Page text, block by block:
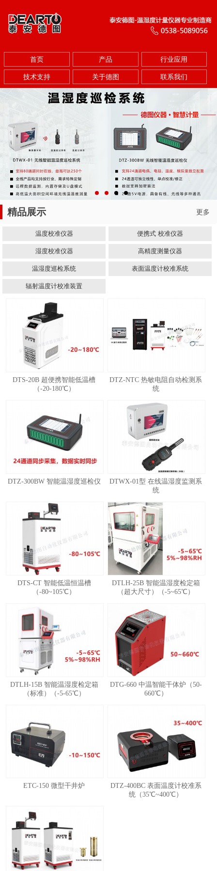
首页 产品 行业应用
技术支持 关于德图 联系我们
3 4
精品展示 更多
温度校准仪器 便携式 校准仪器
湿度校准仪器 高精度测量仪器
温湿度巡检系统 表面温度计校准系统
辐射温度计校准装置
DTS-20B 超便携智能低温槽
（-20-180℃）
DTZ-NTC 热敏电阻自动检测系
统
DTZ-300BW 智能温湿度巡检仪
DTWX-01型 在线温湿度监测系
统
DTS-CT 智能低温恒温槽
（-80~105℃）
DTLH-25B 智能温湿度检定箱
（超大尺寸）（-5~65℃）
DTLH-15B 智能温湿度检定箱
（标准）（-5-65℃）
DTG-660 中温智能干体炉（50-
660℃）
ETC-150 微型干井炉
DTZ-400BC 表面温度计校准系
统（35℃~400℃）